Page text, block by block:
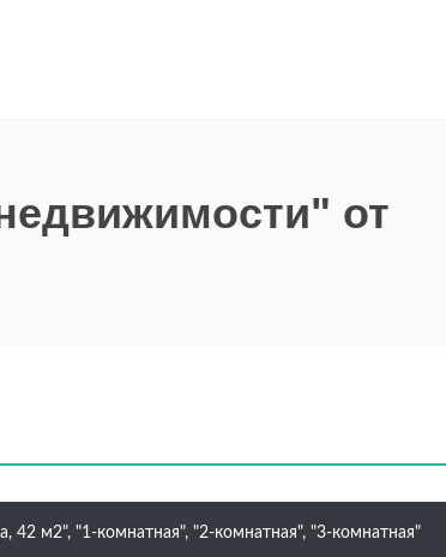
от
42 м2", "1-комнатная", "2-комнатная", "3-комнатная"